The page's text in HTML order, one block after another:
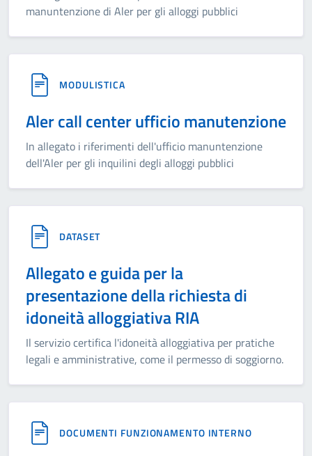
manuntenzione di Aler per gli alloggi pubblici
MODULISTICA
Aler call center ufficio manutenzione
In allegato i riferimenti dell'ufficio manuntenzione
dell'Aler per gli inquilini degli alloggi pubblici
DATASET
Allegato e guida per la
presentazione della richiesta di
idoneità alloggiativa RIA
Il servizio certifica l'idoneità alloggiativa per pratiche
legali e amministrative, come il permesso di soggiorno.
DOCUMENTI FUNZIONAMENTO INTERNO